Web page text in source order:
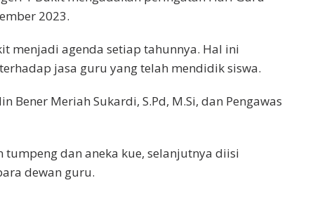
2023.
menjadi agenda setiap tahunnya. Hal ini
jasa guru yang telah mendidik siswa.
Bener Meriah Sukardi, S.Pd, M.Si, dan Pengawas
dan aneka kue, selanjutnya diisi
dewan guru.